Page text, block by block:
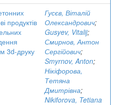
продуктів
3d-друку
Гусєв, Віталій
Олександрович;
Gusyev, Vitalij;
Смирнов, Антон
Сергійович;
Smyrnov, Anton;
Нікіфорова,
Тетяна
Дмитрівна;
Nikiforova, Tetiana